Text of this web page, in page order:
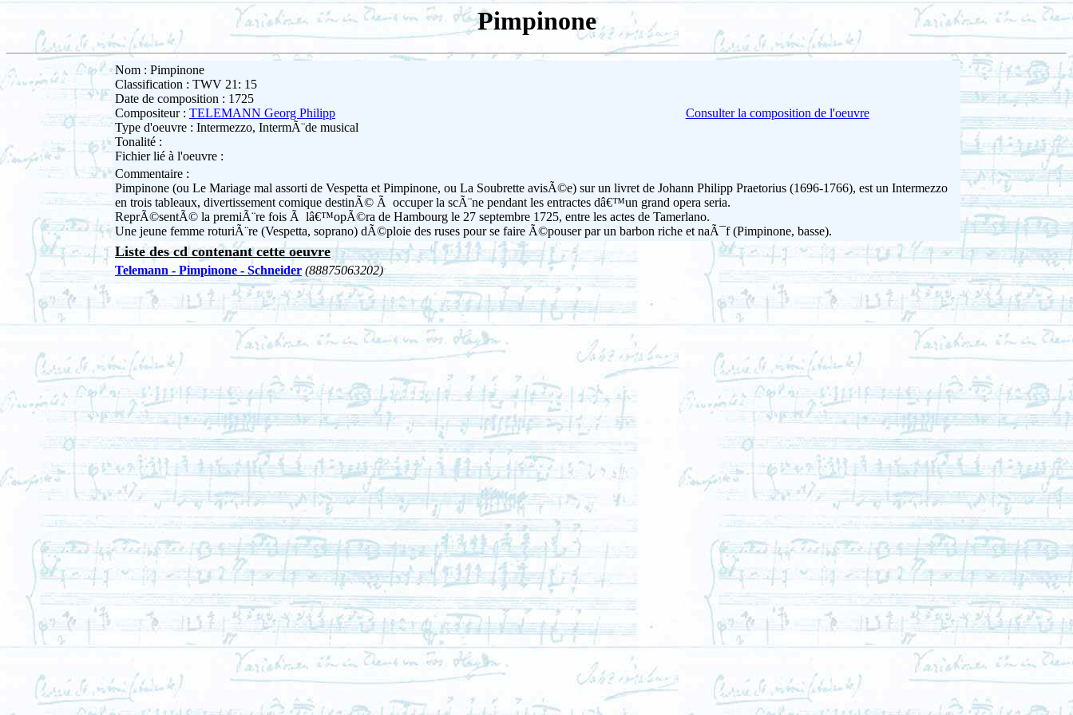
Pimpinone
Nom : Pimpinone
Classification : TWV 21: 15
Date de composition : 1725
Compositeur : TELEMANN Georg Philipp
Type d'oeuvre : Intermezzo, IntermÃ¨de musical
Tonalité :
Fichier lié à l'oeuvre :
Consulter la composition de l'oeuvre
Commentaire :
Pimpinone (ou Le Mariage mal assorti de Vespetta et Pimpinone, ou La Soubrette avisÃ©e) sur un livret de Johann Philipp Praetorius (1696-1766), est un Intermezzo
en trois tableaux, divertissement comique destinÃ© Ã occuper la scÃ¨ne pendant les entractes dâ€™un grand opera seria.
ReprÃ©sentÃ© la premiÃ¨re fois Ã lâ€™opÃ©ra de Hambourg le 27 septembre 1725, entre les actes de Tamerlano.
Une jeune femme roturiÃ¨re (Vespetta, soprano) dÃ©ploie des ruses pour se faire Ã©pouser par un barbon riche et naÃ¯f (Pimpinone, basse).
Liste des cd contenant cette oeuvre
Telemann - Pimpinone - Schneider (88875063202)